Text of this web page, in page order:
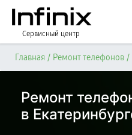
Сервисный центр
Главная / Ремонт телефонов /
Ремонт
в